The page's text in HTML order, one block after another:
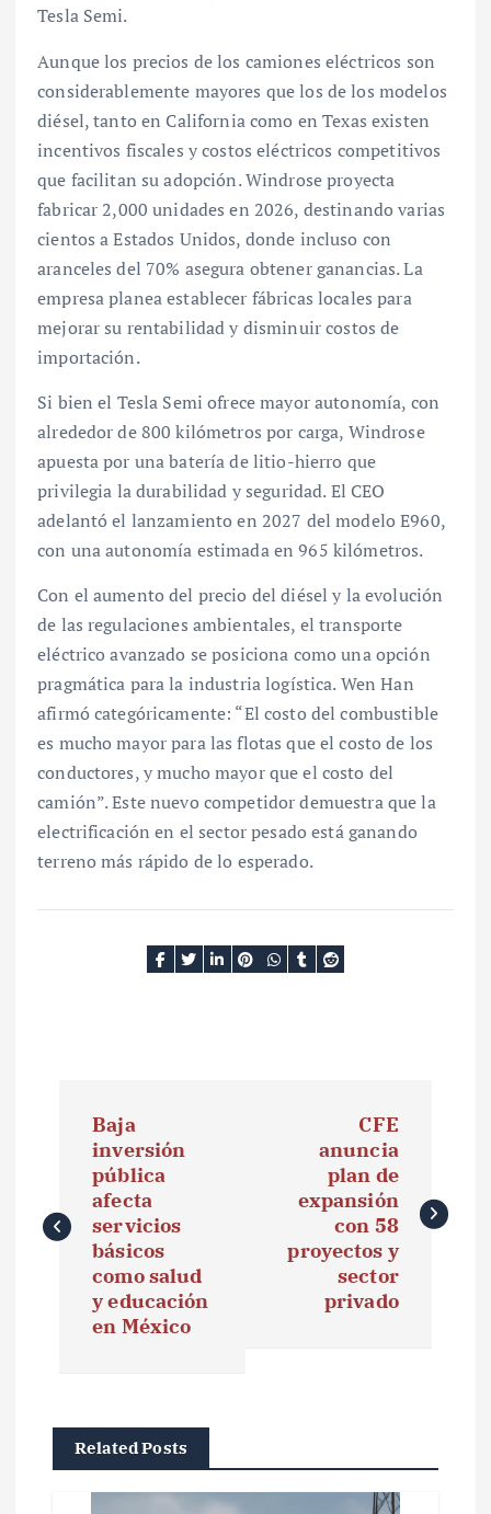
Tesla Semi.
Aunque los precios de los camiones eléctricos son
considerablemente mayores que los de los modelos
diésel, tanto en California como en Texas existen
incentivos fiscales y costos eléctricos competitivos
que facilitan su adopción. Windrose proyecta
fabricar 2,000 unidades en 2026, destinando varias
cientos a Estados Unidos, donde incluso con
aranceles del 70% asegura obtener ganancias. La
empresa planea establecer fábricas locales para
mejorar su rentabilidad y disminuir costos de
importación.
Si bien el Tesla Semi ofrece mayor autonomía, con
alrededor de 800 kilómetros por carga, Windrose
apuesta por una batería de litio-hierro que
privilegia la durabilidad y seguridad. El CEO
adelantó el lanzamiento en 2027 del modelo E960,
con una autonomía estimada en 965 kilómetros.
Con el aumento del precio del diésel y la evolución
de las regulaciones ambientales, el transporte
eléctrico avanzado se posiciona como una opción
pragmática para la industria logística. Wen Han
afirmó categóricamente: “El costo del combustible
es mucho mayor para las flotas que el costo de los
conductores, y mucho mayor que el costo del
camión”. Este nuevo competidor demuestra que la
electrificación en el sector pesado está ganando
terreno más rápido de lo esperado.
e
Baja
inversión
pública
afecta
servicios
básicos
como salud
y educación
en México
CFE
anuncia
plan de
expansión
con 58
proyectos y
sector
privado
Related Posts